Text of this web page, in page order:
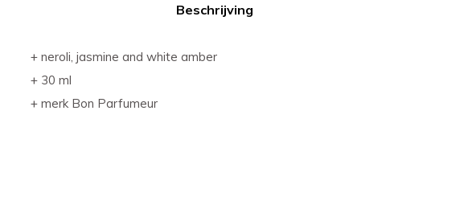
Beschrijving
+ neroli, jasmine and white amber
+ 30 ml
+ merk Bon Parfumeur